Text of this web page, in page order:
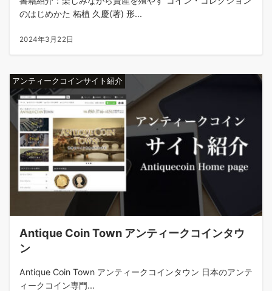
のはじめかた 柘植 久慶(著) 形...
2024年3月22日
アンティークコインサイト紹介
Antique Coin Town アンティークコインタウ
ン
Antique Coin Town アンティークコインタウン 日本のアンテ
ィークコイン専門...